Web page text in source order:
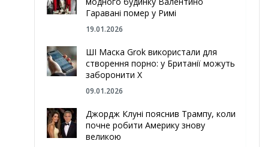
Гаравані помер у Римі
19.01.2026
ШІ Маска Grok використали для
створення порно: у Британії можуть
заборонити Х
09.01.2026
Джордж Клуні пояснив Трампу, коли
почне робити Америку знову
великою